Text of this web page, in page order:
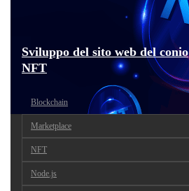
Sviluppo del sito web del conio
NFT
Blockchain
Marketplace
NFT
Node.js